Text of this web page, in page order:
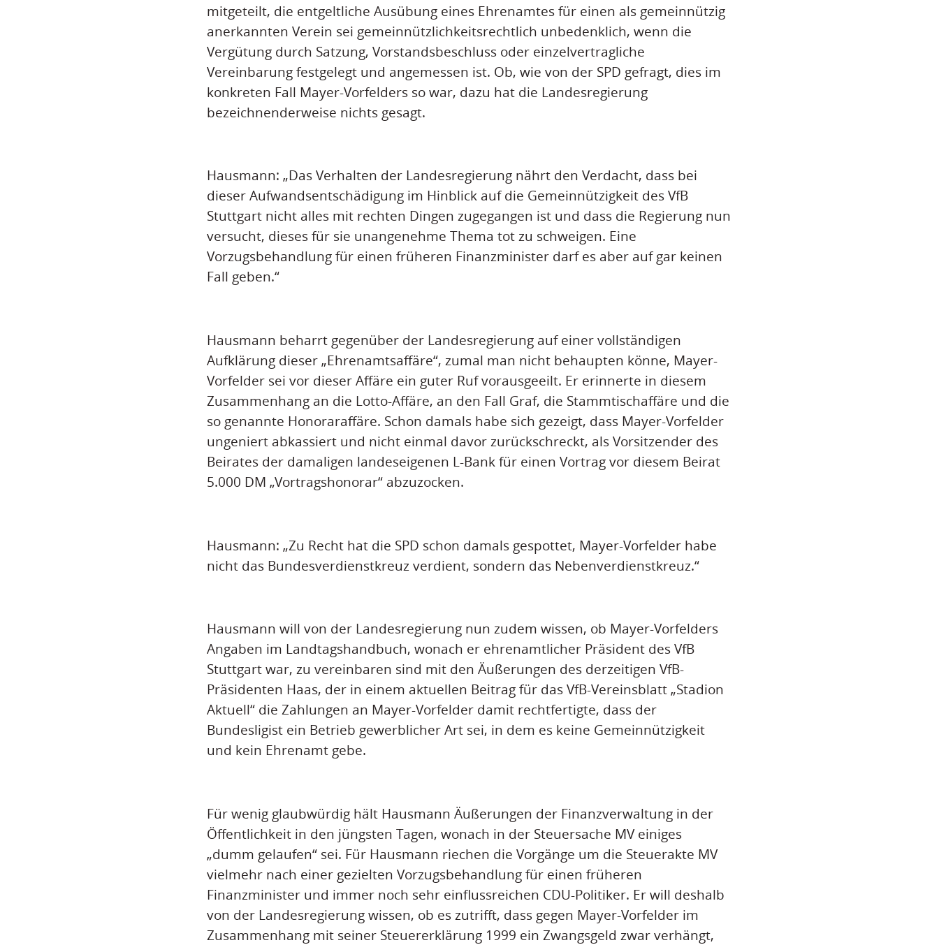
mitgeteilt, die entgeltliche Ausübung eines Ehrenamtes für einen als gemeinnützig
anerkannten Verein sei gemeinnützlichkeitsrechtlich unbedenklich, wenn die
Vergütung durch Satzung, Vorstandsbeschluss oder einzelvertragliche
Vereinbarung festgelegt und angemessen ist. Ob, wie von der SPD gefragt, dies im
konkreten Fall Mayer-Vorfelders so war, dazu hat die Landesregierung
bezeichnenderweise nichts gesagt.
Hausmann: „Das Verhalten der Landesregierung nährt den Verdacht, dass bei
dieser Aufwandsentschädigung im Hinblick auf die Gemeinnützigkeit des VfB
Stuttgart nicht alles mit rechten Dingen zugegangen ist und dass die Regierung nun
versucht, dieses für sie unangenehme Thema tot zu schweigen. Eine
Vorzugsbehandlung für einen früheren Finanzminister darf es aber auf gar keinen
Fall geben.“
Hausmann beharrt gegenüber der Landesregierung auf einer vollständigen
Aufklärung dieser „Ehrenamtsaffäre“, zumal man nicht behaupten könne, Mayer-
Vorfelder sei vor dieser Affäre ein guter Ruf vorausgeeilt. Er erinnerte in diesem
Zusammenhang an die Lotto-Affäre, an den Fall Graf, die Stammtischaffäre und die
so genannte Honoraraffäre. Schon damals habe sich gezeigt, dass Mayer-Vorfelder
ungeniert abkassiert und nicht einmal davor zurückschreckt, als Vorsitzender des
Beirates der damaligen landeseigenen L-Bank für einen Vortrag vor diesem Beirat
5.000 DM „Vortragshonorar“ abzuzocken.
Hausmann: „Zu Recht hat die SPD schon damals gespottet, Mayer-Vorfelder habe
nicht das Bundesverdienstkreuz verdient, sondern das Nebenverdienstkreuz.“
Hausmann will von der Landesregierung nun zudem wissen, ob Mayer-Vorfelders
Angaben im Landtagshandbuch, wonach er ehrenamtlicher Präsident des VfB
Stuttgart war, zu vereinbaren sind mit den Äußerungen des derzeitigen VfB-
Präsidenten Haas, der in einem aktuellen Beitrag für das VfB-Vereinsblatt „Stadion
Aktuell“ die Zahlungen an Mayer-Vorfelder damit rechtfertigte, dass der
Bundesligist ein Betrieb gewerblicher Art sei, in dem es keine Gemeinnützigkeit
und kein Ehrenamt gebe.
Für wenig glaubwürdig hält Hausmann Äußerungen der Finanzverwaltung in der
Öffentlichkeit in den jüngsten Tagen, wonach in der Steuersache MV einiges
„dumm gelaufen“ sei. Für Hausmann riechen die Vorgänge um die Steuerakte MV
vielmehr nach einer gezielten Vorzugsbehandlung für einen früheren
Finanzminister und immer noch sehr einflussreichen CDU-Politiker. Er will deshalb
von der Landesregierung wissen, ob es zutrifft, dass gegen Mayer-Vorfelder im
Zusammenhang mit seiner Steuererklärung 1999 ein Zwangsgeld zwar verhängt,